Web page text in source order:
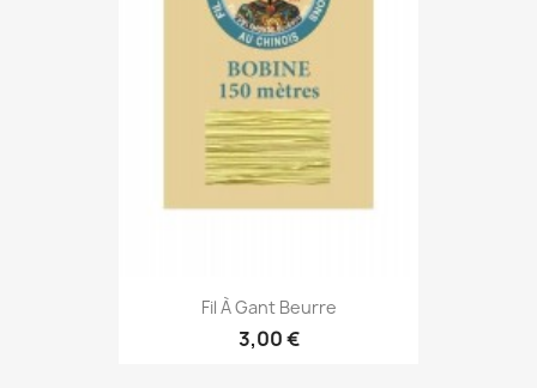
Fil À Gant Beurre
3,00 €